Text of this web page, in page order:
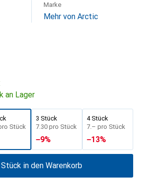
Marke
Mehr von Arctic
an Lager
Stück
3 Stück
CHF
7.30 pro Stück
−9%
4 Stück
CHF
7.– pro Stück
−13%
in den Warenkorb